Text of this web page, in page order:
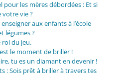
les mères débordées : Et si
votre vie ?
aux enfants à l’école
légumes ?
roi du jeu.
le moment de briller !
tu es un diamant en devenir !
: Sois prêt à briller à travers tes